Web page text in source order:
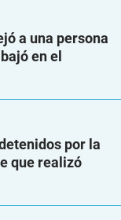
a una persona
en el
por la
que realizó